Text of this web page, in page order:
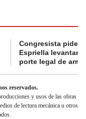
Congresista pide a
Espriella levantar
porte legal de
reservados.
y usos de las obras
de lectura mecánica u otros